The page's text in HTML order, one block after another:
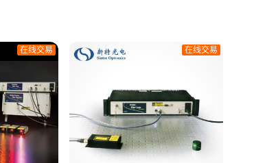
在线交易 在线交易